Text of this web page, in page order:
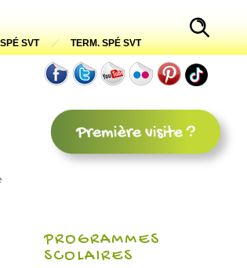
SVT
TERM. SPÉ SVT
PROGRAMMES
SCOLAIRES